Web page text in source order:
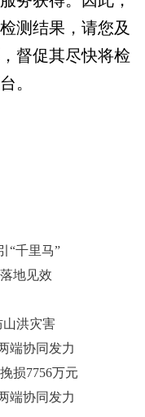
测结果，请您及
督促其尽快将检
。
“千里马”
地见效
山洪灾害
端协同发力
损7756万元
端协同发力